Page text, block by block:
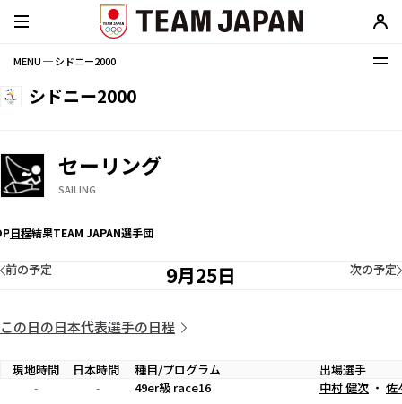
MENU ─ シドニー2000
シドニー2000
セーリング
SAILING
日程結果TEAM JAPAN選手団
9月25日
前の予定 次の予定
この日の日本代表選手の日程
現地時間 日本時間 種目/プログラム
出場選手
-
- 49er級 race16 中村 健次 ・ 佐